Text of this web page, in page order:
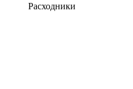
Расходники